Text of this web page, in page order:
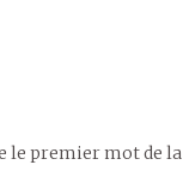
le premier mot de la